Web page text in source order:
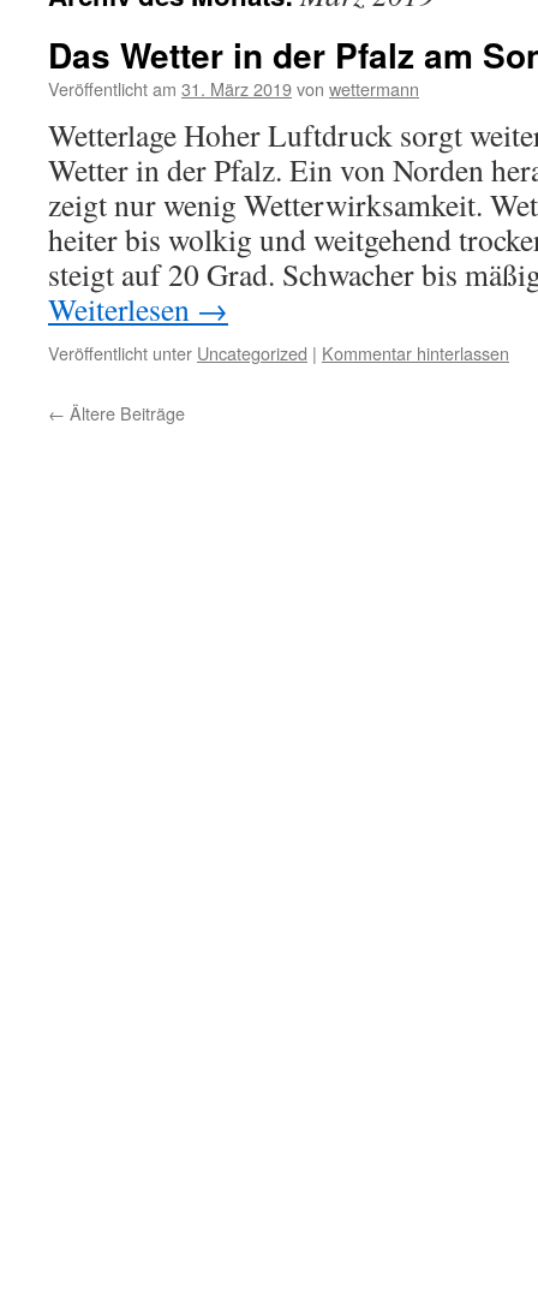
Das Wetter in der Pfalz am
Veröffentlicht am 31. März 2019von wettermann
Wetterlage Hoher Luftdruck sorgt
Wetter in der Pfalz. Ein von Norden
zeigt nur wenig Wetterwirksamkeit.
heiter bis wolkig und weitgehend
steigt auf 20 Grad. Schwacher bis
Weiterlesen →
Veröffentlicht unter Uncategorized | Kommentar hinterlassen
← Ältere Beiträge